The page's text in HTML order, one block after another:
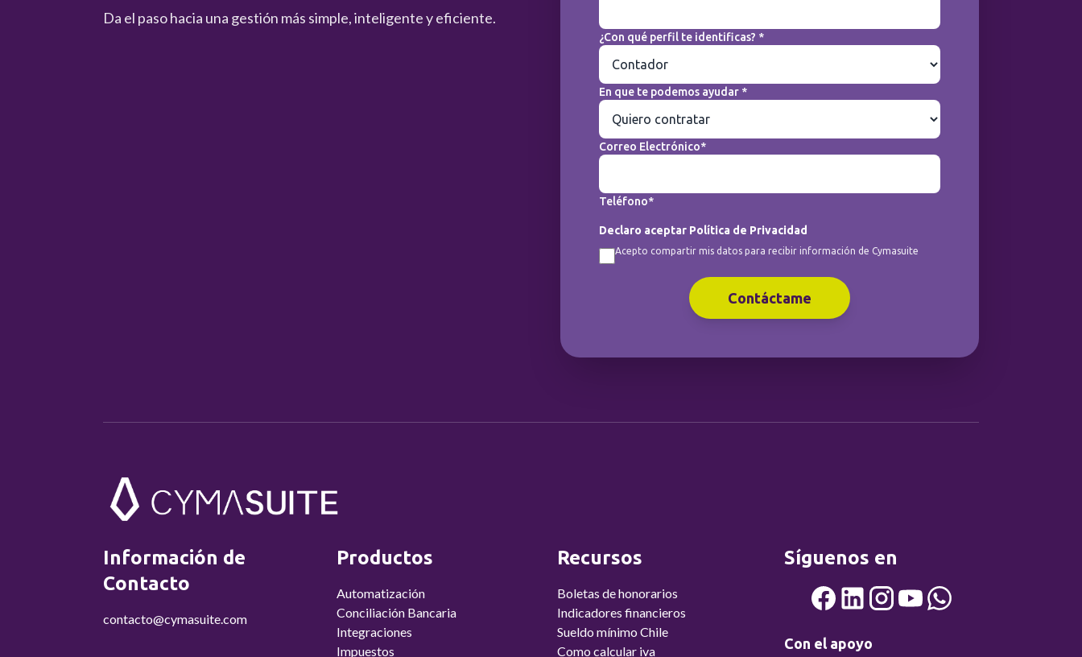
Da el paso hacia una gestión más simple, inteligente y eficiente.
¿Con qué perfil te identificas? *
En que te podemos ayudar *
Correo Electrónico*
Teléfono*
Declaro aceptar Política de Privacidad
Acepto compartir mis datos para recibir información de Cymasuite
Contáctame
Información de
Contacto
contacto@cymasuite.com
Productos
Automatización
Conciliación Bancaria
Integraciones
Impuestos
Recursos
Boletas de honorarios
Indicadores financieros
Sueldo mínimo Chile
Como calcular iva
Síguenos en
Con el apoyo